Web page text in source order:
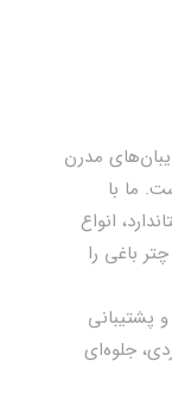
مدرن
ما با
انواع
باغی را
پشتیبانی
جلوه‌ای